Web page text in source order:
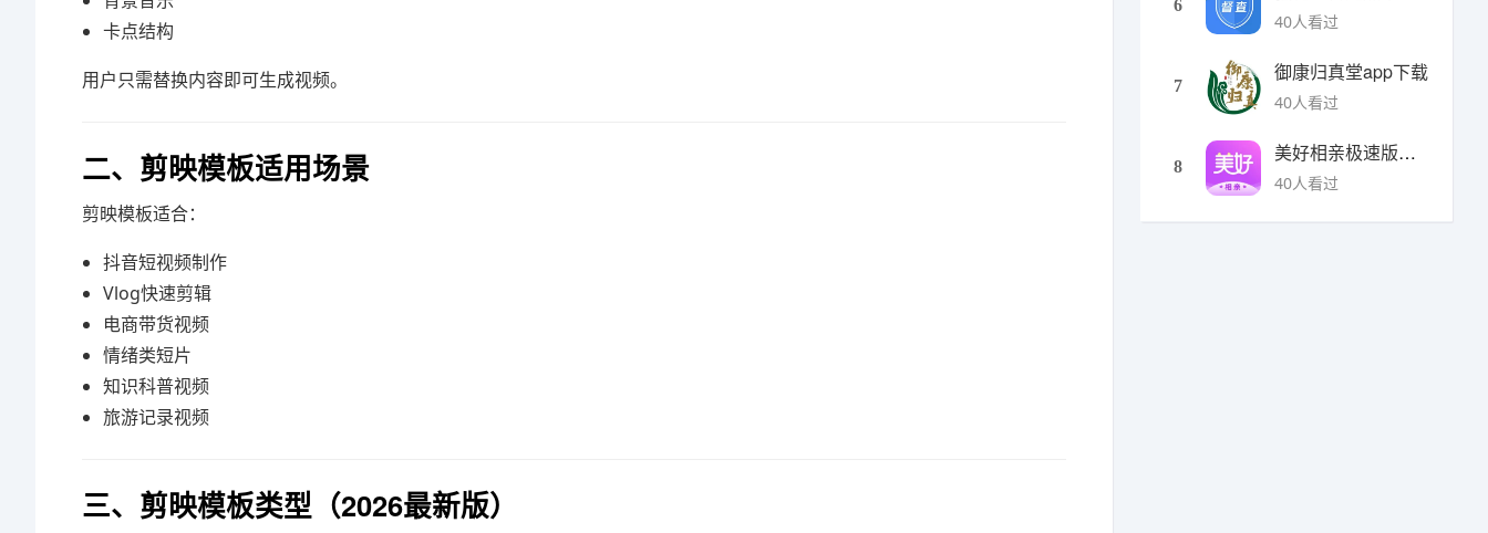
卡点结构
用户只需替换内容即可生成视频。
二、剪映模板适用场景
剪映模板适合：
抖音短视频制作
Vlog快速剪辑
电商带货视频
情绪类短片
知识科普视频
旅游记录视频
三、剪映模板类型（2026最新版）
6
40人看过
7
御康归真堂app下载
40人看过
8
美好相亲极速版下载
40人看过